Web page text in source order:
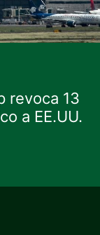
revoca 13
a EE.UU.